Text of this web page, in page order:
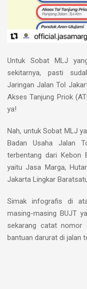
Untuk Sobat MLJ
sekitarnya, pasti
Jaringan Jalan Tol
Akses Tanjung Priok
ya!
Nah, untuk Sobat MLJ
Badan Usaha Jalan
terbentang dari Kebon
yaitu Jasa Marga,
Jakarta Lingkar
Simak infografis di
masing-masing BUJT
sekarang catat nomor
bantuan darurat di jalan